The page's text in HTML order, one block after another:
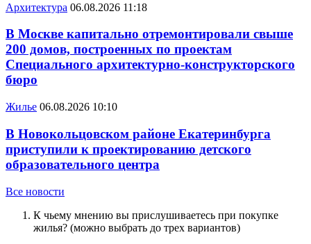
Архитектура 06.08.2026 11:18
В Москве капитально отремонтировали свыше
200 домов, построенных по проектам
Специального архитектурно-конструкторского
бюро
Жилье 06.08.2026 10:10
В Новокольцовском районе Екатеринбурга
приступили к проектированию детского
образовательного центра
Все новости
К чьему мнению вы прислушиваетесь при покупке
жилья? (можно выбрать до трех вариантов)